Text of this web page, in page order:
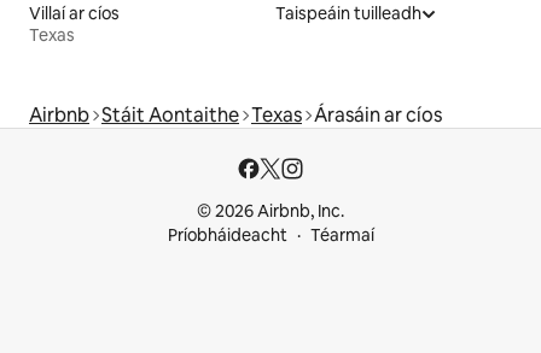
Villaí ar cíos
Texas
Taispeáin tuilleadh
Airbnb Stáit Aontaithe Texas Árasáin ar cíos
© 2026 Airbnb, Inc.
Príobháideacht
Téarmaí